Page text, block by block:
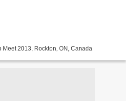
2013, Rockton, ON, Canada